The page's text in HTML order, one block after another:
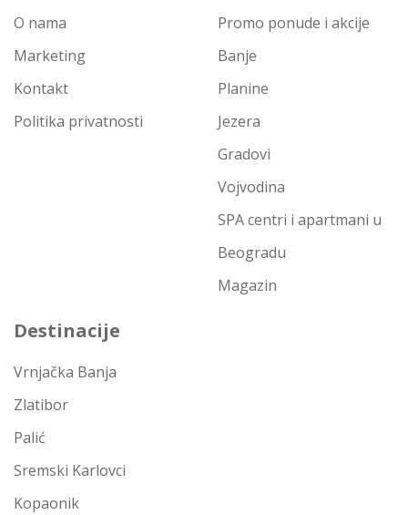
O nama
Marketing
Kontakt
Politika privatnosti
Promo ponude i akcije
Banje
Planine
Jezera
Gradovi
Vojvodina
SPA centri i apartmani u
Beogradu
Magazin
Destinacije
Vrnjačka Banja
Zlatibor
Palić
Sremski Karlovci
Kopaonik